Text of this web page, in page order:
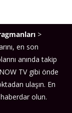
>
en son
anında takip
TV gibi önde
ulaşın. En
olun.